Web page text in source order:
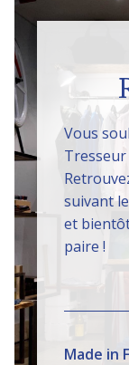
Vous
Tresseur
suivant
et
paire !
Made in